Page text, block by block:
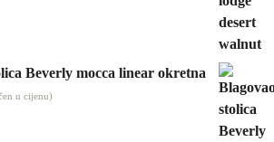
Beverly mocca linear okretna
u cijenu)